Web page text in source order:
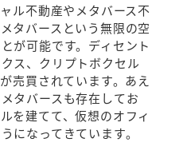
ル不動産やメタバース不
タバースという無限の空
が可能です。ディセント
ス、クリプトボクセル
売買されています。あえ
タバースも存在してお
を建てて、仮想のオフィ
になってきています。